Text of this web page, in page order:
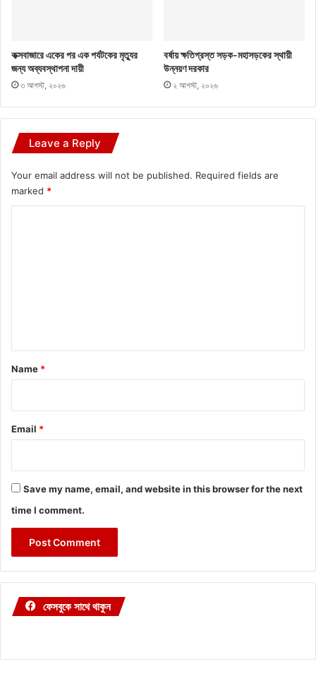
কক্সবাজারে একের পর এক পর্যটকের মৃত্যুর
জন্য অব্যবস্থাপনা দায়ী
৩ আগস্ট, ২০২৬
বর্ষায় ক্ষতিগ্রস্ত সড়ক-মহাসড়কের স্থায়ী
উন্নয়ণ দরকার
২ আগস্ট, ২০২৬
Leave a Reply
Your email address will not be published. Required fields are
marked *
*
Name *
Email *
Save my name, email, and website in this browser for the next
time I comment.
ফেসবুকে সাথে থাকুন